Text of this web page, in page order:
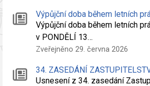
Výpůjční doba během letních
Výpůjční doba během letních
v PONDĚLÍ 13…
Zveřejněno 29. června 2026
34. ZASEDÁNÍ
Usnesení z 34. zasedání